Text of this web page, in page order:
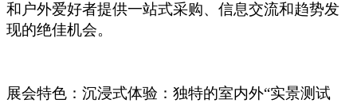
和户外爱好者提供一站式采购、信息交流和趋势发
现的绝佳机会。
展会特色：沉浸式体验：独特的室内外“实景测试